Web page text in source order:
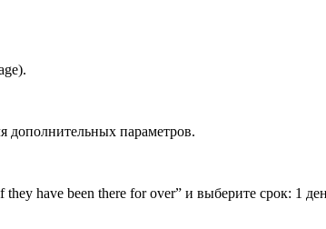
дополнительных параметров.
have been there for over” и выберите срок: 1